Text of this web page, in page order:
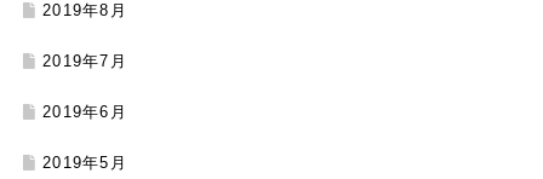
2019年8月
2019年7月
2019年6月
2019年5月